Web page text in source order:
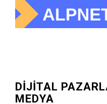
DİJİTAL
MEDYA